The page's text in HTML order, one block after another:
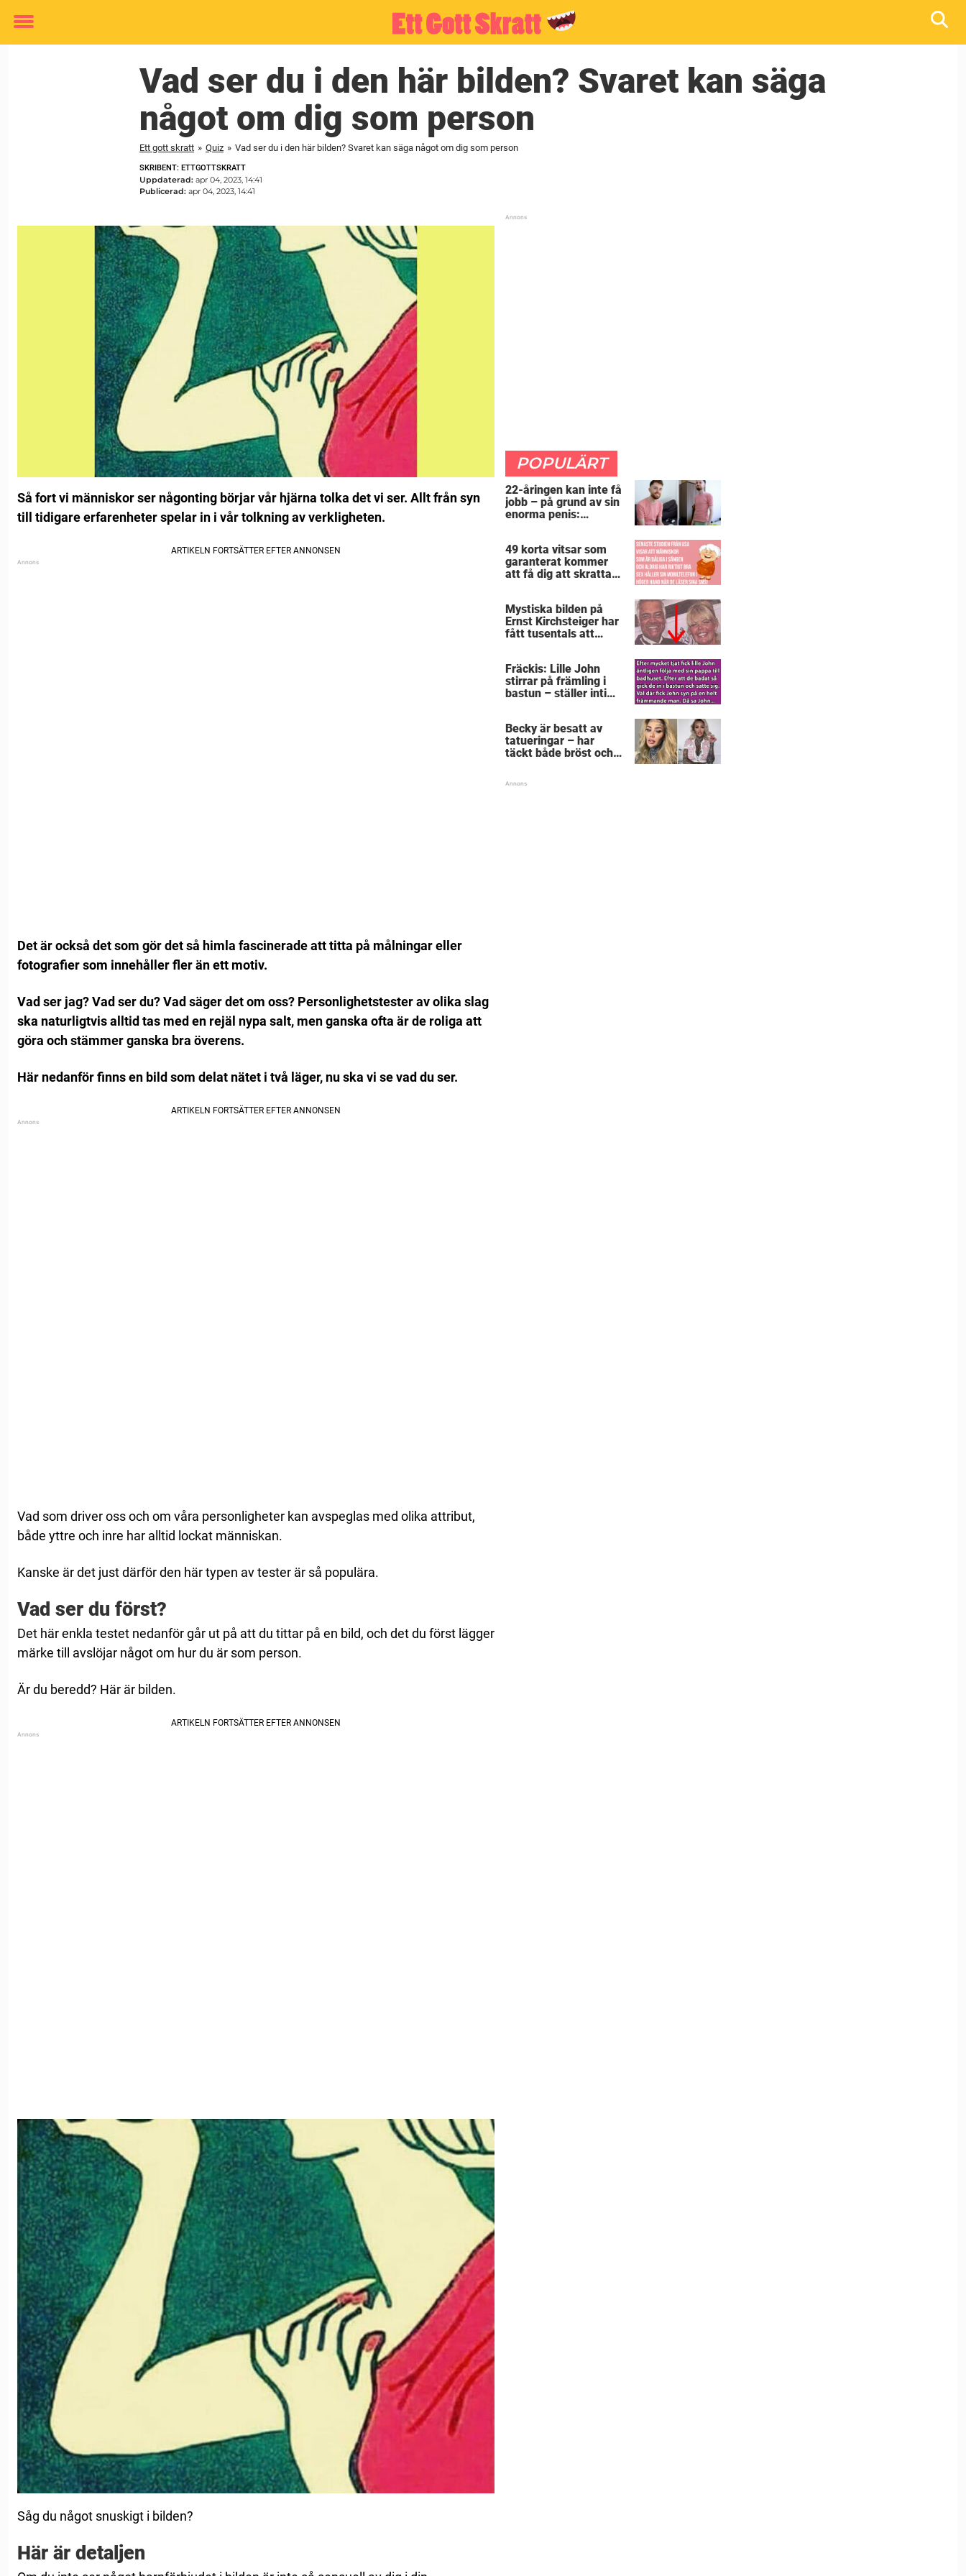
Toggle
Vad ser du i den här bilden? Svaret kan säga
något om dig som person
Ett gott skratt » Quiz » Vad ser du i den här bilden? Svaret kan säga något om dig som person
SKRIBENT: ETTGOTTSKRATT
Uppdaterad: apr 04, 2023, 14:41
Publicerad: apr 04, 2023, 14:41
Så fort vi människor ser någonting börjar vår hjärna tolka det vi ser. Allt från syn
till tidigare erfarenheter spelar in i vår tolkning av verkligheten.
Det är också det som gör det så himla fascinerade att titta på målningar eller
fotografier som innehåller fler än ett motiv.
Vad ser jag? Vad ser du? Vad säger det om oss? Personlighetstester av olika slag
ska naturligtvis alltid tas med en rejäl nypa salt, men ganska ofta är de roliga att
göra och stämmer ganska bra överens.
Här nedanför finns en bild som delat nätet i två läger, nu ska vi se vad du ser.
Vad som driver oss och om våra personligheter kan avspeglas med olika attribut,
både yttre och inre har alltid lockat människan.
Kanske är det just därför den här typen av tester är så populära.
Vad ser du först?
Det här enkla testet nedanför går ut på att du tittar på en bild, och det du först lägger
märke till avslöjar något om hur du är som person.
Är du beredd? Här är bilden.
Såg du något snuskigt i bilden?
Här är detaljen
POPULÄRT
22-åringen kan inte få
jobb – på grund av sin
enorma penis:
49 korta vitsar som
garanterat kommer
att få dig att skratta
Mystiska bilden på
Ernst Kirchsteiger har
fått tusentals att
Fräckis: Lille John
stirrar på främling i
bastun – ställer intim
Becky är besatt av
tatueringar – har
täckt både bröst och